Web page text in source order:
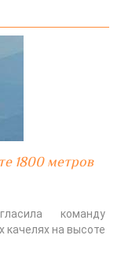
1800 метров
команду
качелях на высоте